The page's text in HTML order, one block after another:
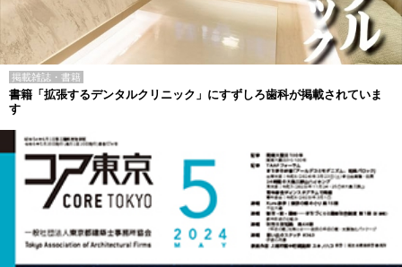
掲載雑誌・書籍
書籍「拡張するデンタルクリニック」にすずしろ歯科が掲載されていま
す